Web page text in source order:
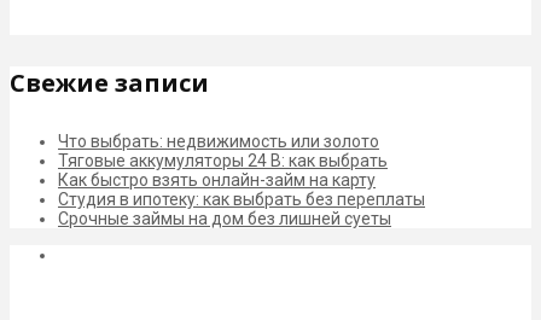
Свежие записи
Что выбрать: недвижимость или золото
Тяговые аккумуляторы 24 В: как выбрать
Как быстро взять онлайн-займ на карту
Студия в ипотеку: как выбрать без переплаты
Срочные займы на дом без лишней суеты